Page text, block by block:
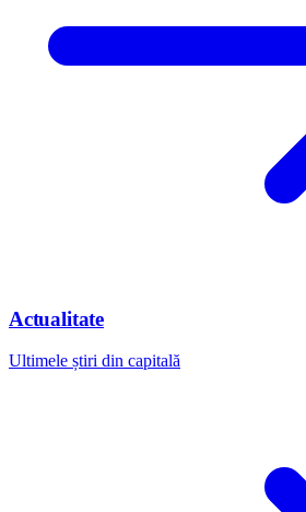
Actualitate
Ultimele știri din capitală